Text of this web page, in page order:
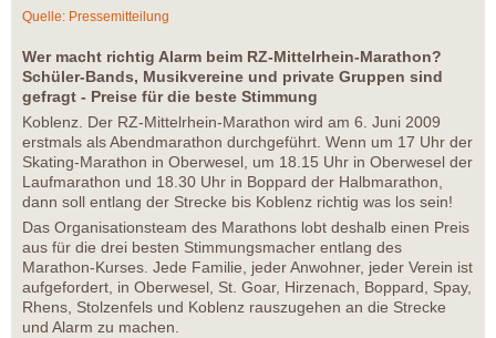
Quelle: Pressemitteilung
Wer macht richtig Alarm beim RZ-Mittelrhein-Marathon?
Schüler-Bands, Musikvereine und private Gruppen sind
gefragt - Preise für die beste Stimmung
Koblenz. Der RZ-Mittelrhein-Marathon wird am 6. Juni 2009
erstmals als Abendmarathon durchgeführt. Wenn um 17 Uhr der
Skating-Marathon in Oberwesel, um 18.15 Uhr in Oberwesel der
Laufmarathon und 18.30 Uhr in Boppard der Halbmarathon,
dann soll entlang der Strecke bis Koblenz richtig was los sein!
Das Organisationsteam des Marathons lobt deshalb einen Preis
aus für die drei besten Stimmungsmacher entlang des
Marathon-Kurses. Jede Familie, jeder Anwohner, jeder Verein ist
aufgefordert, in Oberwesel, St. Goar, Hirzenach, Boppard, Spay,
Rhens, Stolzenfels und Koblenz rauszugehen an die Strecke
und Alarm zu machen.